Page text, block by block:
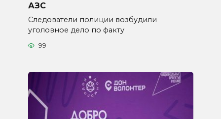
АЗС
Следователи полиции возбудили
уголовное дело по факту
99